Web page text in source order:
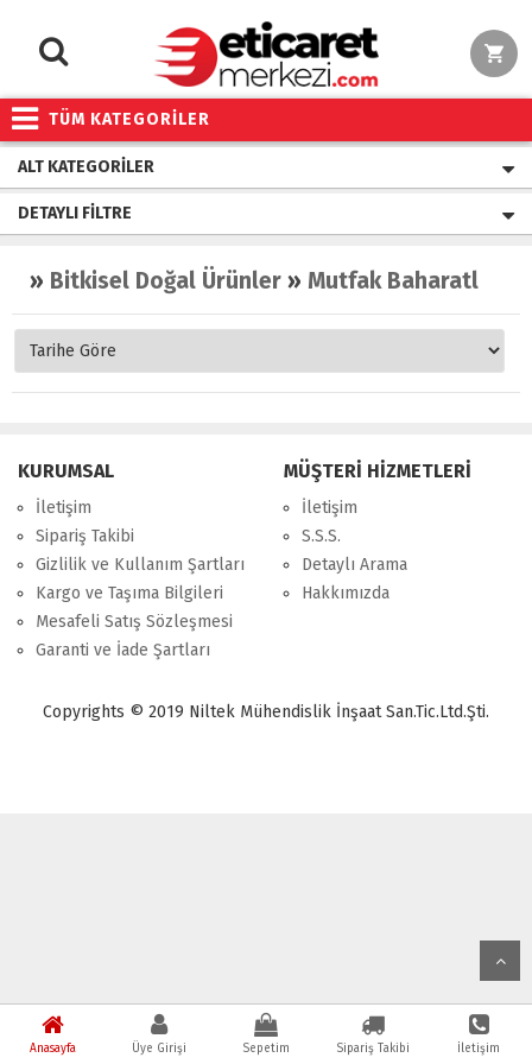
TÜM KATEGORİLER
Anasayfa Üye Girişi Sepetim Sipariş Takibi İletişim
ALT KATEGORILER
DETAYLI FILTRE
» Bitkisel Doğal Ürünler » Mutfak Baharatları
KURUMSAL
İletişim
Sipariş Takibi
Gizlilik ve Kullanım Şartları
Kargo ve Taşıma Bilgileri
Mesafeli Satış Sözleşmesi
Garanti ve İade Şartları
MÜŞTERİ HİZMETLERİ
İletişim
S.S.S.
Detaylı Arama
Hakkımızda
Copyrights © 2019 Niltek Mühendislik İnşaat San.Tic.Ltd.Şti.